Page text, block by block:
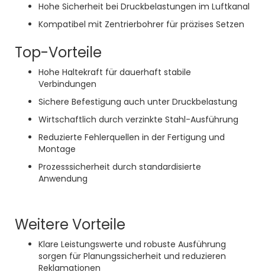
Hohe Sicherheit bei Druckbelastungen im Luftkanal
Kompatibel mit Zentrierbohrer für präzises Setzen
Top-Vorteile
Hohe Haltekraft für dauerhaft stabile
Verbindungen
Sichere Befestigung auch unter Druckbelastung
Wirtschaftlich durch verzinkte Stahl-Ausführung
Reduzierte Fehlerquellen in der Fertigung und
Montage
Prozesssicherheit durch standardisierte
Anwendung
Weitere Vorteile
Klare Leistungswerte und robuste Ausführung
sorgen für Planungssicherheit und reduzieren
Reklamationen